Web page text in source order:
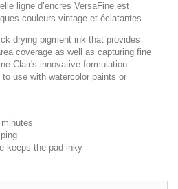
ligne d’encres VersaFine est
couleurs vintage et éclatantes.
drying pigment ink that provides
coverage as well as capturing fine
Clair's innovative formulation
use with watercolor paints or
keeps the pad inky